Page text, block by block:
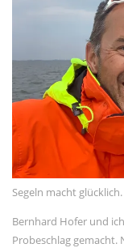
Segeln macht
Bernhard Hofer und
Probeschlag gemacht.